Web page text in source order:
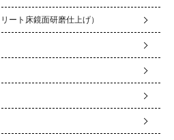
ート床鏡面研磨仕上げ）